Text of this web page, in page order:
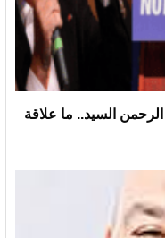
السيد.. ما علاقة